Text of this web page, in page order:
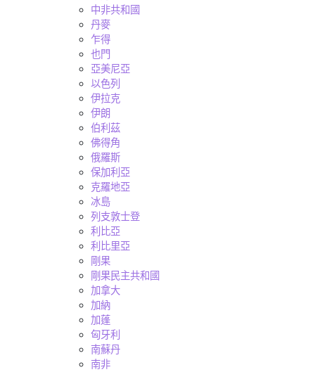
中非共和國
丹麥
乍得
也門
亞美尼亞
以色列
伊拉克
伊朗
伯利茲
佛得角
俄羅斯
保加利亞
克羅地亞
冰島
列支敦士登
利比亞
利比里亞
剛果
剛果民主共和國
加拿大
加納
加蓬
匈牙利
南蘇丹
南非